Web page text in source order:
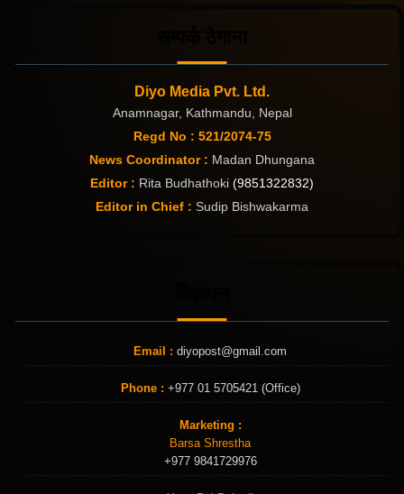
Diyo Media Pvt. Ltd.
Anamnagar, Kathmandu, Nepal
Regd No : 521/2074-75
News Coordinator : Madan Dhungana
Editor : Rita Budhathoki (9851322832)
Editor in Chief : Sudip Bishwakarma
Email : diyopost@gmail.com
Phone : +977 01 5705421 (Office)
Marketing :
Barsa Shrestha
+977 9841729976